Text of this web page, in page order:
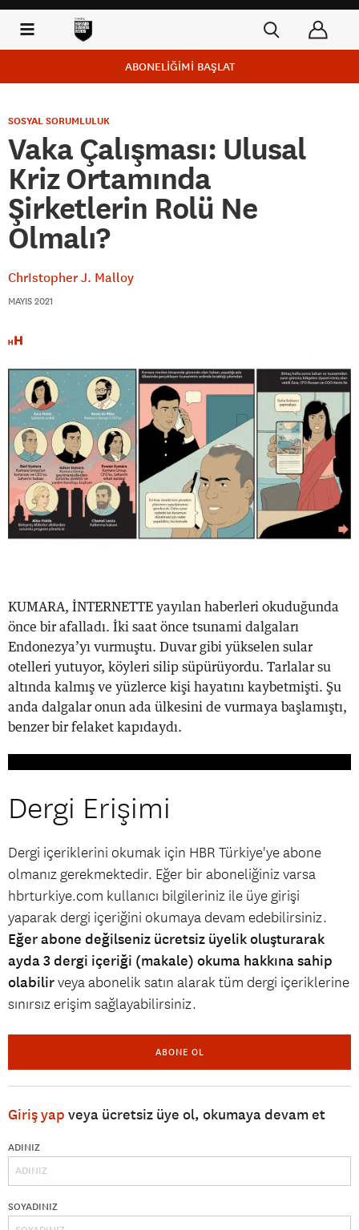
ABONELİĞİMİ BAŞLAT
SOSYAL SORUMLULUK
Vaka Çalışması: Ulusal
Kriz Ortamında
Şirketlerin Rolü Ne
Olmalı?
ChrIstopher J. Malloy
MAYIS 2021
KUMARA, İNTERNETTE yayılan haberleri okuduğunda
önce bir afalladı. İki saat önce tsunami dalgaları
Endonezya’yı vurmuştu. Duvar gibi yükselen sular
otelleri yutuyor, köyleri silip süpürüyordu. Tarlalar su
altında kalmış ve yüzlerce kişi hayatını kaybetmişti. Şu
anda dalgalar onun ada ülkesini de vurmaya başlamıştı,
benzer bir felaket kapıdaydı.
Dergi Erişimi
Dergi içeriklerini okumak için HBR Türkiye'ye abone
olmanız gerekmektedir. Eğer bir aboneliğiniz varsa
hbrturkiye.com kullanıcı bilgileriniz ile üye girişi
yaparak dergi içeriğini okumaya devam edebilirsiniz.
Eğer abone değilseniz ücretsiz üyelik oluşturarak
ayda 3 dergi içeriği (makale) okuma hakkına sahip
olabilirveya abonelik satın alarak tüm dergi içeriklerine
sınırsız erişim sağlayabilirsiniz.
ABONE OL
Giriş yap veya ücretsiz üye ol, okumaya devam et
ADINIZ
SOYADINIZ